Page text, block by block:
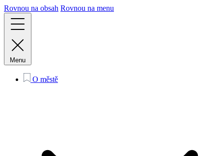
Rovnou na obsah Rovnou na menu
Menu
O městě